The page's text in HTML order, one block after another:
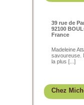
39 rue de
92100
France
Madeleine
savoureuse.
la plus [...]
Chez